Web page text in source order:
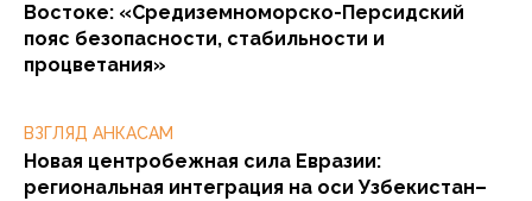
Востоке: «Средиземноморско-Персидский
пояс безопасности, стабильности и
процветания»
ВЗГЛЯД АНКАСАМ
Новая центробежная сила Евразии:
региональная интеграция на оси Узбекистан–